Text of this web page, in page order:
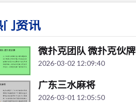
门资讯
微扑克团队 微扑克伙牌
2026-03-02 12:09:40
广东三水麻将
2026-03-01 12:05:50